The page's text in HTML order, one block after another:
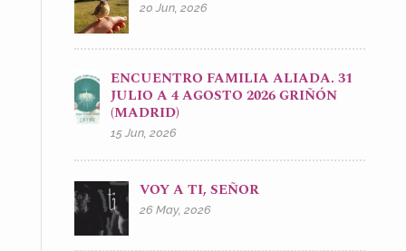
20 Jun, 2026
ENCUENTRO FAMILIA ALIADA. 31
JULIO A 4 AGOSTO 2026 GRIÑÓN
(MADRID)
15 Jun, 2026
VOY A TI, SEÑOR
26 May, 2026